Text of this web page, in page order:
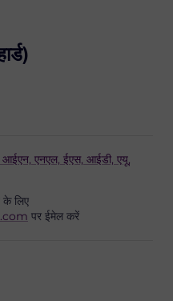
आईएन, एनएल, ईएस, आईडी, एयू,
के लिए
पर ईमेल करें